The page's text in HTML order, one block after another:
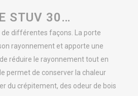
STUV 30…
différentes façons. La porte
rayonnement et apporte une
réduire le rayonnement tout en
permet de conserver la chaleur
du crépitement, des odeur de bois